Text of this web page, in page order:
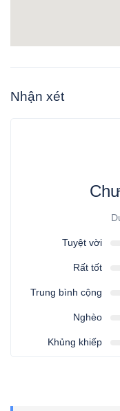
Nhận xét
Tuyệt vời
Rất tốt
Trung bình cộng
Nghèo
Khủng khiếp